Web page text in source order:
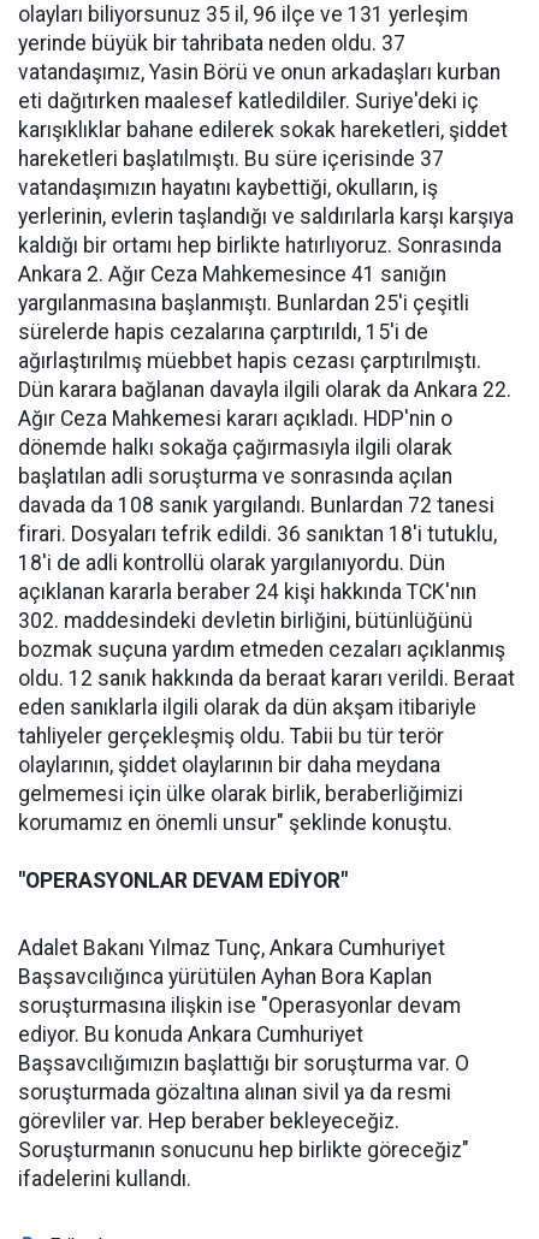
olayları biliyorsunuz 35 il, 96 ilçe ve 131 yerleşim
yerinde büyük bir tahribata neden oldu. 37
vatandaşımız, Yasin Börü ve onun arkadaşları kurban
eti dağıtırken maalesef katledildiler. Suriye'deki iç
karışıklıklar bahane edilerek sokak hareketleri, şiddet
hareketleri başlatılmıştı. Bu süre içerisinde 37
vatandaşımızın hayatını kaybettiği, okulların, iş
yerlerinin, evlerin taşlandığı ve saldırılarla karşı karşıya
kaldığı bir ortamı hep birlikte hatırlıyoruz. Sonrasında
Ankara 2. Ağır Ceza Mahkemesince 41 sanığın
yargılanmasına başlanmıştı. Bunlardan 25'i çeşitli
sürelerde hapis cezalarına çarptırıldı, 15'i de
ağırlaştırılmış müebbet hapis cezası çarptırılmıştı.
Dün karara bağlanan davayla ilgili olarak da Ankara 22.
Ağır Ceza Mahkemesi kararı açıkladı. HDP'nin o
dönemde halkı sokağa çağırmasıyla ilgili olarak
başlatılan adli soruşturma ve sonrasında açılan
davada da 108 sanık yargılandı. Bunlardan 72 tanesi
firari. Dosyaları tefrik edildi. 36 sanıktan 18'i tutuklu,
18'i de adli kontrollü olarak yargılanıyordu. Dün
açıklanan kararla beraber 24 kişi hakkında TCK'nın
302. maddesindeki devletin birliğini, bütünlüğünü
bozmak suçuna yardım etmeden cezaları açıklanmış
oldu. 12 sanık hakkında da beraat kararı verildi. Beraat
eden sanıklarla ilgili olarak da dün akşam itibariyle
tahliyeler gerçekleşmiş oldu. Tabii bu tür terör
olaylarının, şiddet olaylarının bir daha meydana
gelmemesi için ülke olarak birlik, beraberliğimizi
korumamız en önemli unsur" şeklinde konuştu.
"OPERASYONLAR DEVAM EDİYOR"
Adalet Bakanı Yılmaz Tunç, Ankara Cumhuriyet
Başsavcılığınca yürütülen Ayhan Bora Kaplan
soruşturmasına ilişkin ise "Operasyonlar devam
ediyor. Bu konuda Ankara Cumhuriyet
Başsavcılığımızın başlattığı bir soruşturma var. O
soruşturmada gözaltına alınan sivil ya da resmi
görevliler var. Hep beraber bekleyeceğiz.
Soruşturmanın sonucunu hep birlikte göreceğiz"
ifadelerini kullandı.